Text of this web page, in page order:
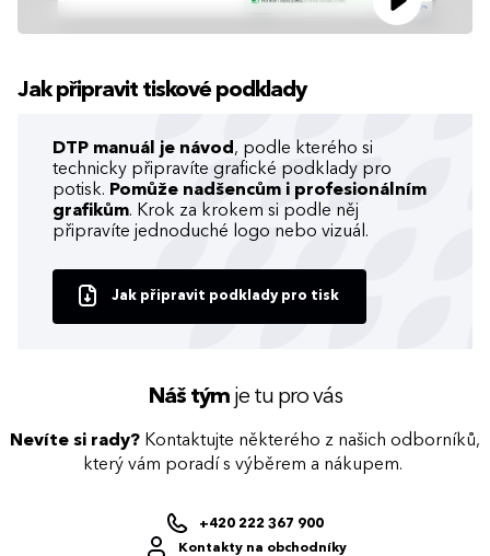
Jak připravit tiskové podklady
DTP manuál je návod , podle kterého si
technicky připravíte grafické podklady pro
potisk. Pomůže nadšencům i profesionálním
grafikům. Krok za krokem si podle něj
připravíte jednoduché logo nebo vizuál.
Jak připravit podklady pro tisk
Náš týmje tu pro vás
Nevíte si rady? Kontaktujte některého z našich odborníků,
který vám poradí s výběrem a nákupem.
+420 222 367 900
Kontakty na obchodníky